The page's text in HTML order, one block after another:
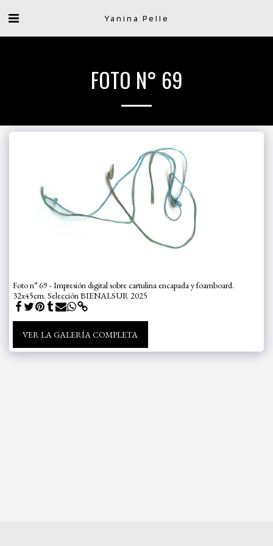
Yanina Pelle
FOTO N° 69
Foto n° 69 - Impresión digital sobre cartulina encapada y foamboard.
32x45cm. Selección BIENALSUR 2025
VER LA GALERÍA COMPLETA